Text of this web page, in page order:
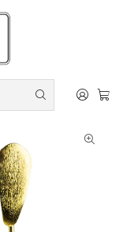
un 40% de
sobre $100.000
en Oro
oro con brillos